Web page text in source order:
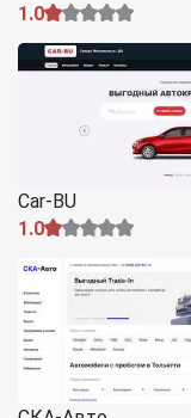
1.0
Car-BU
1.0